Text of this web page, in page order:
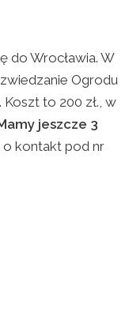
do Wrocławia. W
Ogrodu
to 200 zł., w
jeszcze 3
o kontakt pod nr